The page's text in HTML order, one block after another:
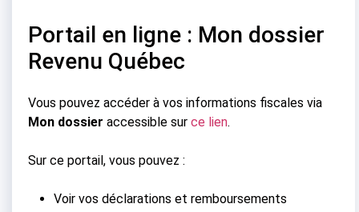
Portail en ligne : Mon dossier
Revenu Québec
Vous pouvez accéder à vos informations fiscales via
Mon dossier accessible sur ce lien.
Sur ce portail, vous pouvez :
Voir vos déclarations et remboursements